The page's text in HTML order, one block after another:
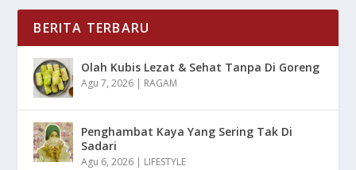
BERITA TERBARU
Olah Kubis Lezat & Sehat Tanpa Di Goreng
Agu 7, 2026 | RAGAM
Penghambat Kaya Yang Sering Tak Di
Sadari
Agu 6, 2026 | LIFESTYLE